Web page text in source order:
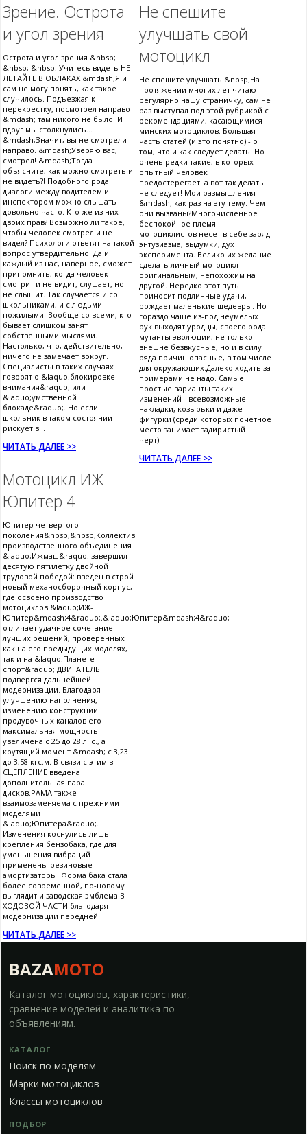
Зрение. Острота
и угол зрения
Острота и угол зрения &nbsp;
&nbsp; &nbsp; Учитесь видеть НЕ
ЛЕТАЙТЕ В ОБЛАКАХ &mdash;Я и
сам не могу понять, как такое
случилось. Подъезжая к
перекрестку, посмотрел направо
&mdash; там никого не было. И
вдруг мы столкнулись...
&mdash;Значит, вы не смотрели
направо. &mdash;Уверяю вас,
смотрел! &mdash;Тогда
объясните, как можно смотреть и
не видеть?! Подобного рода
диалоги между водителем и
инспектором можно слышать
довольно часто. Кто же из них
двоих прав? Возможно ли такое,
чтобы человек смотрел и не
видел? Психологи ответят на такой
вопрос утвердительно. Да и
каждый из нас, наверное, сможет
припомнить, когда человек
смотрит и не видит, слушает, но
не слышит. Так случается и со
школьниками, и с людьми
пожилыми. Вообще со всеми, кто
бывает слишком занят
собственными мыслями.
Настолько, что, действительно,
ничего не замечает вокруг.
Специалисты в таких случаях
говорят о &laquo;блокировке
внимания&raquo; или
&laquo;умственной
блокаде&raquo;. Но если
школьник в таком состоянии
рискует в...
ЧИТАТЬ ДАЛЕЕ >>
Не спешите
улучшать свой
мотоцикл
Не спешите улучшать &nbsp;На
протяжении многих лет читаю
регулярно нашу страничку, сам не
раз выступал под этой рубрикой с
рекомендациями, касающимися
минских мотоциклов. Большая
часть статей (и это понятно) - о
том, что и как следует делать. Но
очень редки такие, в которых
опытный человек
предостерегает: а вот так делать
не следует! Мои размышления
&mdash; как раз на эту тему. Чем
они вызваны?Многочисленное
беспокойное племя
мотоциклистов несет в себе заряд
энтузиазма, выдумки, дух
эксперимента. Велико их желание
сделать личный мотоцикл
оригинальным, непохожим на
другой. Нередко этот путь
приносит подлинные удачи,
рождает маленькие шедевры. Но
гораздо чаще из-под неумелых
рук выходят уродцы, своего рода
мутанты эволюции, не только
внешне безвкусные, но и в силу
ряда причин опасные, в том числе
для окружающих.Далеко ходить за
примерами не надо. Самые
простые варианты таких
изменений - всевозможные
накладки, козырьки и даже
фигурки (среди которых почетное
место занимает задиристый
черт)...
ЧИТАТЬ ДАЛЕЕ >>
Мотоцикл ИЖ
Юпитер 4
Юпитер четвертого
поколения&nbsp;&nbsp;Коллектив
производственного объединения
&laquo;Ижмаш&raquo; завершил
десятую пятилетку двойной
трудовой победой: введен в строй
новый механосборочный корпус,
где освоено производство
мотоциклов &laquo;ИЖ-
Юпитер&mdash;4&raquo;.&laquo;Юпитер&mdash;4&raquo;
отличает удачное сочетание
лучших решений, проверенных
как на его предыдущих моделях,
так и на &laquo;Планете-
спорт&raquo;.ДВИГАТЕЛЬ
подвергся дальнейшей
модернизации. Благодаря
улучшению наполнения,
изменению конструкции
продувочных каналов его
максимальная мощность
увеличена с 25 до 28 л. с., а
крутящий момент &mdash; с 3,23
до 3,58 кгс.м. В связи с этим в
СЦЕПЛЕНИЕ введена
дополнительная пара
дисков.РАМА также
взаимозаменяема с прежними
моделями
&laquo;Юпитера&raquo;.
Изменения коснулись лишь
крепления бензобака, где для
уменьшения вибраций
применены резиновые
амортизаторы. Форма бака стала
более современной, по-новому
выглядит и заводская эмблема.В
ХОДОВОЙ ЧАСТИ благодаря
модернизации передней...
ЧИТАТЬ ДАЛЕЕ >>
BAZAMOTO
Каталог мотоциклов, характеристики,
сравнение моделей и аналитика по
объявлениям.
КАТАЛОГ
Поиск по моделям
Марки мотоциклов
Классы мотоциклов
ПОДБОР